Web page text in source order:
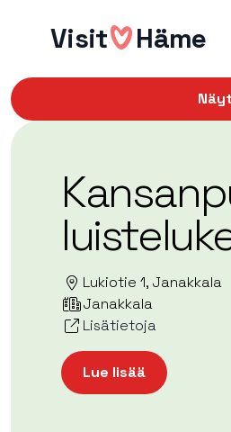
sisältöönVisit Häme
Lukiotie 1, Janakkala
Janakkala
Lisätietoja
Lue lisää